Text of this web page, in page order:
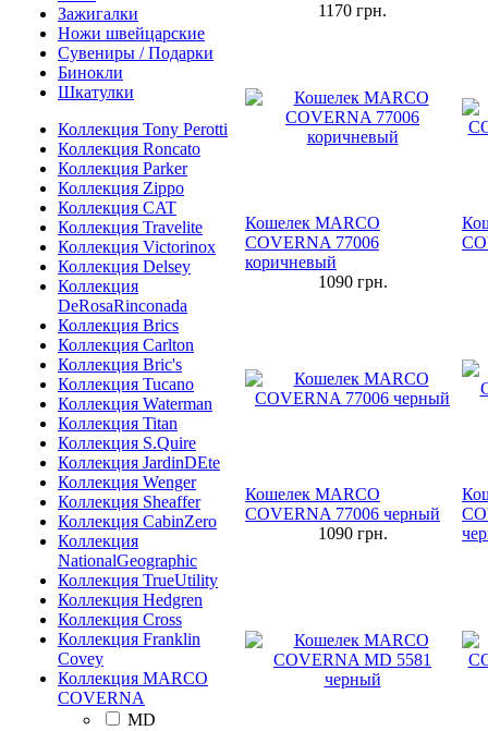
Зажигалки
Ножи швейцарские
Сувениры / Подарки
Бинокли
Шкатулки
Коллекция Tony Perotti
Коллекция Roncato
Коллекция Parker
Коллекция Zippo
Коллекция CAT
Коллекция Travelite
Коллекция Victorinox
Коллекция Delsey
Коллекция
DeRosaRinconada
Коллекция Brics
Коллекция Carlton
Коллекция Bric's
Коллекция Tucano
Коллекция Waterman
Коллекция Titan
Коллекция S.Quire
Коллекция JardinDEte
Коллекция Wenger
Коллекция Sheaffer
Коллекция CabinZero
Коллекция
NationalGeographic
Коллекция TrueUtility
Коллекция Hedgren
Коллекция Cross
Коллекция Franklin
Covey
Коллекция MARCO
COVERNA
MD
1170 грн.
Кошелек MARCO
COVERNA 77006
коричневый
1090грн.
Кошелек MARCO
COVERNA 77006 черный
1090грн.